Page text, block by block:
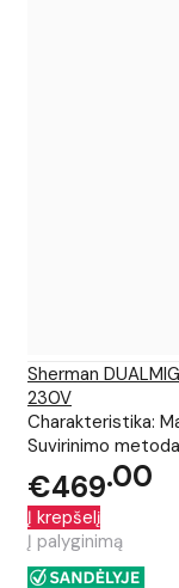
Sherman
230V
Charakteristika:
Suvirinimo
€469 00
Į krepšelį
Į palyginimą